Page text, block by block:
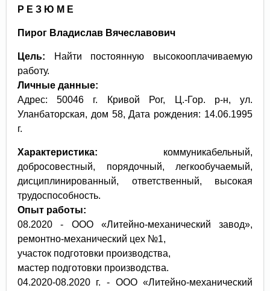
Р Е З Ю М Е
Пирог Владислав Вячеславович
Цель: Найти постоянную высокооплачиваемую
работу.
Личные данные:
Адрес: 50046 г. Кривой Рог, Ц.-Гор. р-н, ул.
Уланбаторская, дом 58, Дата рождения: 14.06.1995
г.
Характеристика: коммуникабельный,
добросовестный, порядочный, легкообучаемый,
дисциплинированный, ответственный, высокая
трудоспособность.
Опыт работы:
08.2020 - ООО «Литейно-механический завод»,
ремонтно-механический цех №1,
участок подготовки производства,
мастер подготовки производства.
04.2020-08.2020 г. - ООО «Литейно-механический